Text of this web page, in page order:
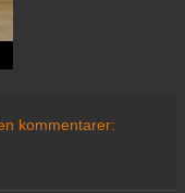
kommentarer: